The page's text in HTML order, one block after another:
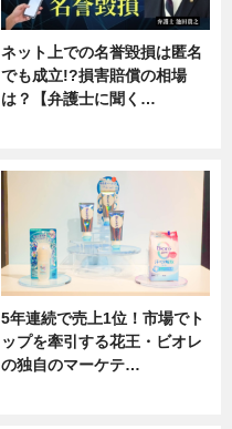
ネット上での名誉毀損は匿名
でも成立!?損害賠償の相場
は？【弁護士に聞く…
5年連続で売上1位！市場でト
ップを牽引する花王・ビオレ
の独自のマーケテ…